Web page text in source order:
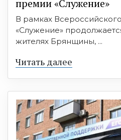
премии «Служение»
В рамках
«Служение»
жителях Брянщины, ...
Читать далее